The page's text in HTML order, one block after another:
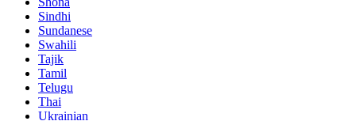
Sindhi
Sundanese
Swahili
Tajik
Tamil
Telugu
Thai
Ukrainian